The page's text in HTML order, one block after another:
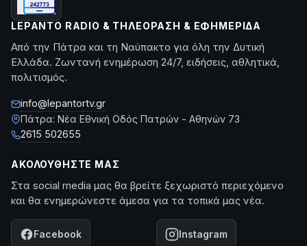
LEPANTO RADIO & ΤΗΛΕΌΡΑΣΗ & ΕΦΗΜΕΡΊΔΑ
Από την Πάτρα και τη Ναύπακτο για όλη την Δυτική
Ελλάδα. Ζωντανή ενημέρωση 24/7, ειδήσεις, αθλητικά,
πολιτισμός.
info@lepantortv.gr
Πάτρα: Νέα Εθνική Οδός Πατρών - Αθηνών 73
2615 502655
ΑΚΟΛΟΥΘΉΣΤΕ ΜΑΣ
Στα social media μας θα βρείτε ξεχωριστό περιεχόμενο
και θα ενημερώνεστε άμεσα για τα τοπικά μας νέα.
Facebook Instagram